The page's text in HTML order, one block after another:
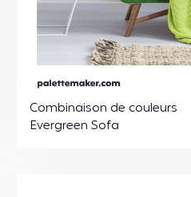
Combinaison de couleurs
Evergreen Sofa